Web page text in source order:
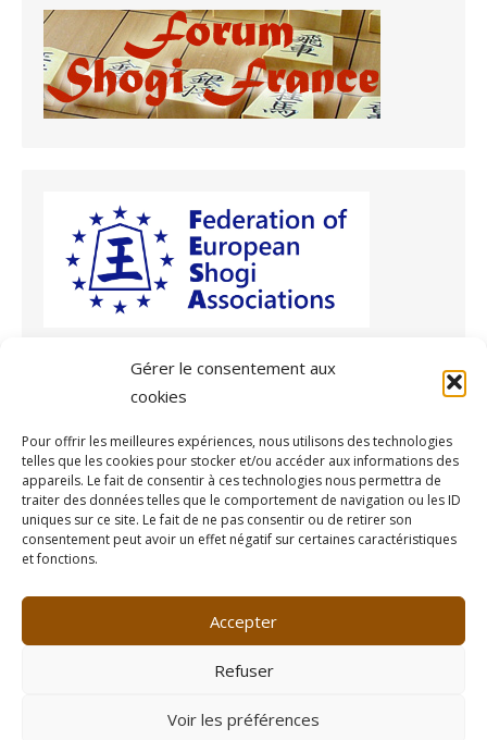
Gérer le consentement aux
cookies
Pour offrir les meilleures expériences, nous utilisons des technologies
telles que les cookies pour stocker et/ou accéder aux informations des
appareils. Le fait de consentir à ces technologies nous permettra de
traiter des données telles que le comportement de navigation ou les ID
uniques sur ce site. Le fait de ne pas consentir ou de retirer son
consentement peut avoir un effet négatif sur certaines caractéristiques
et fonctions.
Accepter
Refuser
Voir les préférences
Archives
© 2026 Fédération Française de Shogi/ Propulsé par WordPress
Thème par Design Lab